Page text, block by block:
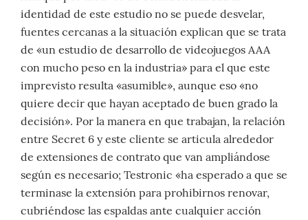
identidad de este estudio no se puede desvelar,
fuentes cercanas a la situación explican que se trata
de «un estudio de desarrollo de videojuegos AAA
con mucho peso en la industria» para el que este
imprevisto resulta «asumible», aunque eso «no
quiere decir que hayan aceptado de buen grado la
decisión». Por la manera en que trabajan, la relación
entre Secret 6 y este cliente se articula alrededor
de extensiones de contrato que van ampliándose
según es necesario; Testronic «ha esperado a que se
terminase la extensión para prohibirnos renovar,
cubriéndose las espaldas ante cualquier acción